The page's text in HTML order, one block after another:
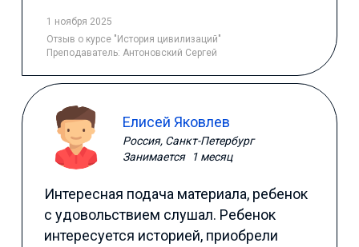
1 ноября 2025
Отзыв о курсе "История цивилизаций"
Преподаватель: Антоновский Сергей
Елисей Яковлев
Россия, Санкт-Петербург
Занимается
1 месяц
Интересная подача материала, ребенок
с удовольствием слушал. Ребенок
интересуется историей, приобрели